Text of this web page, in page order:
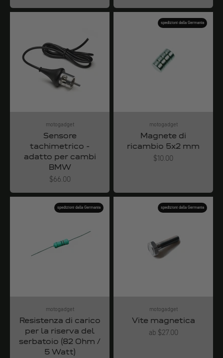
motogadget
Sensore
tachimetrico -
adatto per cambi
BMW
Angebot
$66.00
spedizioni dalla Germania
motogadget
Magnete di
ricambio 5x2 mm
Angebot
$10.00
spedizioni dalla Germania
motogadget
Resistenza di carico
per la riserva del
serbatoio (82 Ohm /
5 Watt)
spedizioni dalla Germania
motogadget
Vite magnetica
Angebot
ab $27.00